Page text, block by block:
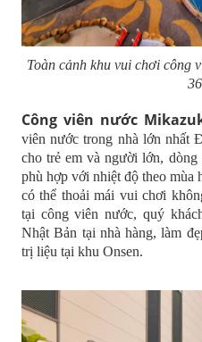
Toàn cảnh khu vui chơi công
Công viên nước
viên nước trong nhà lớn nhất
cho trẻ em và người lớn,
phù hợp với nhiệt độ theo mùa
có thể thoải mái vui chơi
tại công viên nước, quý
Nhật Bản tại nhà hàng, làm
trị liệu tại khu Onsen.